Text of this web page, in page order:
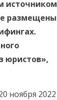
источником
размещены
юристов»,
ноября 2022